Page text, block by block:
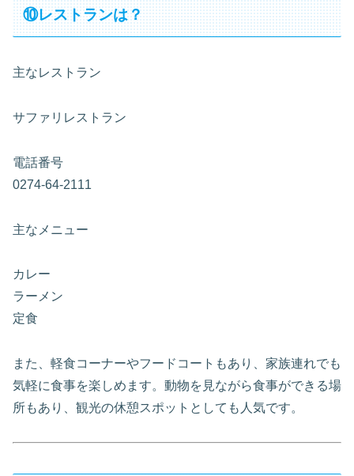
⑩レストランは？
主なレストラン
サファリレストラン
電話番号
0274-64-2111
主なメニュー
カレー
ラーメン
定食
また、軽食コーナーやフードコートもあり、家族連れでも
気軽に食事を楽しめます。動物を見ながら食事ができる場
所もあり、観光の休憩スポットとしても人気です。